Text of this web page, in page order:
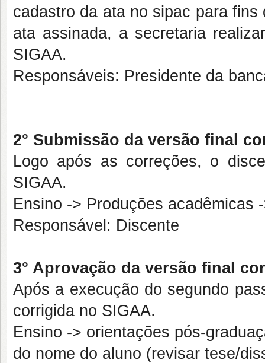
cadastro da ata no sipac para
ata assinada, a secretaria
SIGAA.
Responsáveis: Presidente da
2° Submissão da versão final
Logo após as correções, o
SIGAA.
Ensino -> Produções acadêmicas
Responsável: Discente
3° Aprovação da versão final
Após a execução do segundo
corrigida no SIGAA.
Ensino -> orientações pós-
do nome do aluno (revisar tese/